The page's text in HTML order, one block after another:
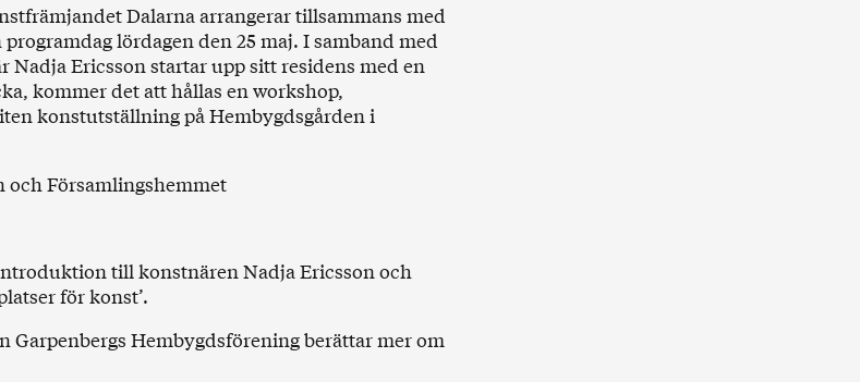
Dalarna arrangerar tillsammans med
lördagen den 25 maj. I samband med
Nadja Ericsson startar upp sitt residens med en
kommer det att hållas en workshop,
konstutställning på Hembygdsgården i
och Församlingshemmet
till konstnären Nadja Ericsson och
för konst’.
Garpenbergs Hembygdsförening berättar mer om